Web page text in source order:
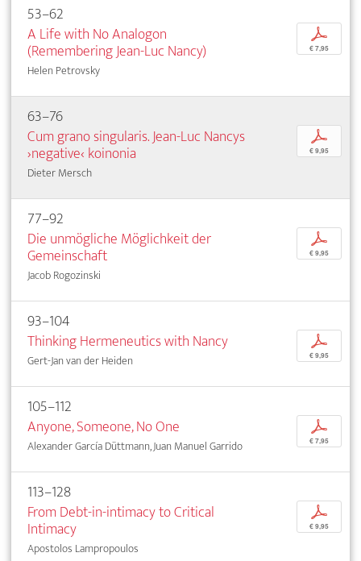
53–62
A Life with No Analogon
(Remembering Jean-Luc Nancy)
Helen Petrovsky
p
€ 7,95
63–76
Cum grano singularis. Jean-Luc Nancys
›negative‹ koinonia
Dieter Mersch
p
€ 9,95
77–92
Die unmögliche Möglichkeit der
Gemeinschaft
Jacob Rogozinski
p
€ 9,95
93–104
Thinking Hermeneutics with Nancy
Gert-Jan van der Heiden
p
€ 9,95
105–112
Anyone, Someone, No One
Alexander García Düttmann, Juan Manuel Garrido
p
€ 7,95
113–128
From Debt-in-intimacy to Critical
Intimacy
Apostolos Lampropoulos
p
€ 9,95